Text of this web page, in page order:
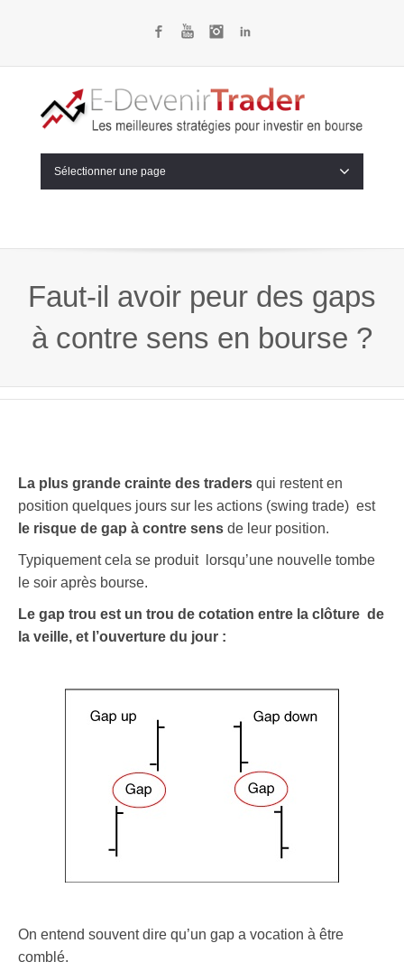
FacebookYouTubeInstagram
Sélectionner une page
Faut-il avoir peur des gaps
à contre sens en bourse ?
La plus grande crainte des traders qui restent en
position quelques jours sur les actions (swing trade) est
le risque de gap à contre sens de leur position.
Typiquement cela se produit lorsqu’une nouvelle tombe
le soir après bourse.
Le gap trou est un trou de cotation entre la clôture de
la veille, et l’ouverture du jour :
On entend souvent dire qu’un gap a vocation à être
comblé.